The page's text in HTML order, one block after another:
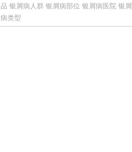
品 银屑病人群 银屑病部位 银屑病医院 银屑
病类型